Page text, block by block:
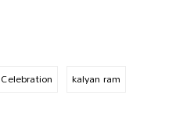
Celebration
kalyan ram